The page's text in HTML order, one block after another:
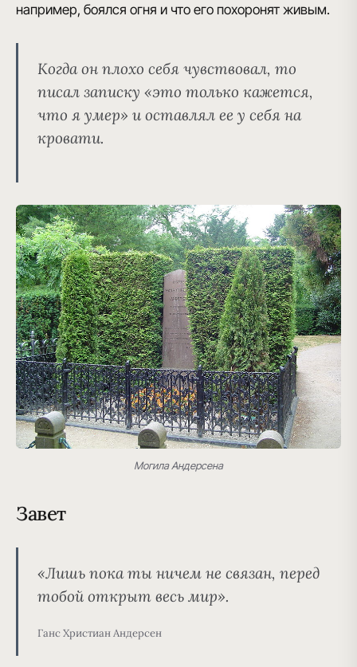
например, боялся огня и что его похоронят живым.
Когда он плохо себя чувствовал, то
писал записку «это только кажется,
что я умер» и оставлял ее у себя на
кровати.
Могила Андерсена
Завет
«Лишь пока ты ничем не связан, перед
тобой открыт весь мир».
Ганс Христиан Андерсен